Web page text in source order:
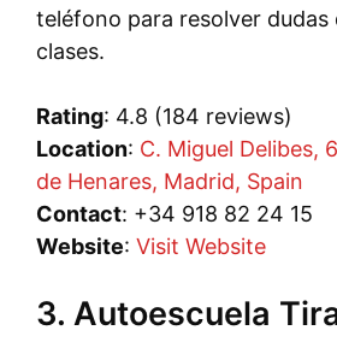
teléfono para resolver
clases.
Rating: 4.8 (184 reviews)
Location: C. Miguel Delibes,
de Henares, Madrid, Spain
Contact: +34 918 82 24 15
Website: Visit Website
3. Autoescuela